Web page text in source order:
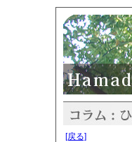
[戻る]